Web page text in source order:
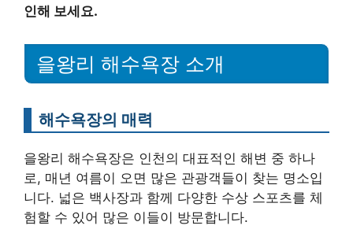
인해 보세요.
을왕리 해수욕장 소개
해수욕장의 매력
을왕리 해수욕장은 인천의 대표적인 해변 중 하나
로, 매년 여름이 오면 많은 관광객들이 찾는 명소입
니다. 넓은 백사장과 함께 다양한 수상 스포츠를 체
험할 수 있어 많은 이들이 방문합니다.